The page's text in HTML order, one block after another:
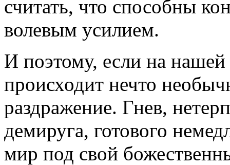
считать, что способны
волевым усилием.
И поэтому, если на нашей
происходит нечто
раздражение. Гнев,
демируга, готового
мир под свой